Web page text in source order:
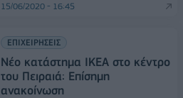
15/06/2020 - 16:45
ΕΠΙΧΕΙΡΗΣΕΙΣ
Νέο κατάστημα ΙΚΕΑ στο κέντρο
του Πειραιά: Επίσημη
ανακοίνωση